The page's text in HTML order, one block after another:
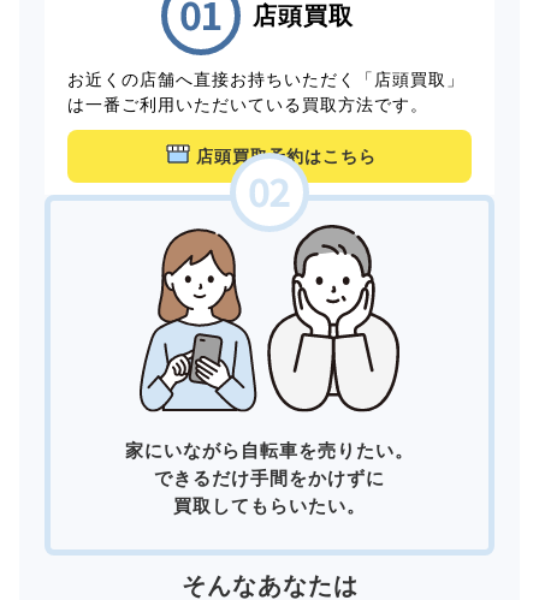
店頭買取
お近くの店舗へ直接お持ちいただく「店頭買取」
は一番ご利用いただいている買取方法です。
店頭買取予約はこちら
家にいながら自転車を売りたい。
できるだけ手間をかけずに
買取してもらいたい。
そんなあなたは